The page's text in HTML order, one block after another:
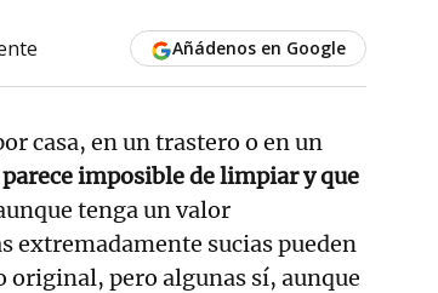
Añádenos en Google
casa, en un trastero o en un
imposible de limpiar y que
tenga un valor
extremadamente sucias pueden
pero algunas sí, aunque